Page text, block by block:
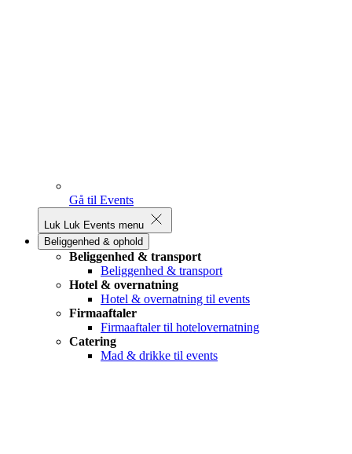
Gå til Events
Luk Luk Events menu
Beliggenhed & ophold
Beliggenhed & transport
Beliggenhed & transport
Hotel & overnatning
Hotel & overnatning til events
Firmaaftaler
Firmaaftaler til hotelovernatning
Catering
Mad & drikke til events